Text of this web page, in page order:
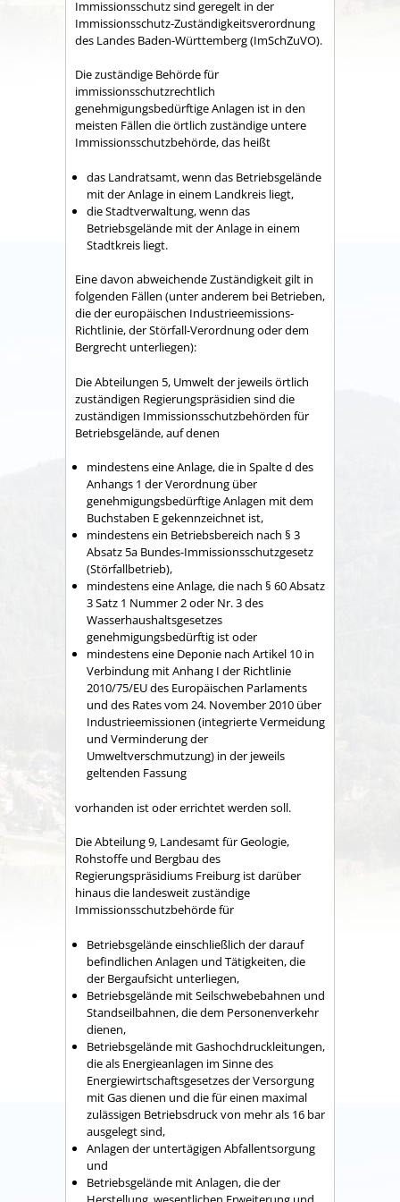
Immissionsschutz sind geregelt in der
Immissionsschutz-Zuständigkeitsverordnung
des Landes Baden-Württemberg (ImSchZuVO).
Die zuständige Behörde für
immissionsschutzrechtlich
genehmigungsbedürftige Anlagen ist in den
meisten Fällen die örtlich zuständige untere
Immissionsschutzbehörde, das heißt
das Landratsamt, wenn das Betriebsgelände
mit der Anlage in einem Landkreis liegt,
die Stadtverwaltung, wenn das
Betriebsgelände mit der Anlage in einem
Stadtkreis liegt.
Eine davon abweichende Zuständigkeit gilt in
folgenden Fällen (unter anderem bei Betrieben,
die der europäischen Industrieemissions-
Richtlinie, der Störfall-Verordnung oder dem
Bergrecht unterliegen):
Die Abteilungen 5, Umwelt der jeweils örtlich
zuständigen Regierungspräsidien sind die
zuständigen Immissionsschutzbehörden für
Betriebsgelände, auf denen
mindestens eine Anlage, die in Spalte d des
Anhangs 1 der Verordnung über
genehmigungsbedürftige Anlagen mit dem
Buchstaben E gekennzeichnet ist,
mindestens ein Betriebsbereich nach § 3
Absatz 5a Bundes-Immissionsschutzgesetz
(Störfallbetrieb),
mindestens eine Anlage, die nach § 60 Absatz
3 Satz 1 Nummer 2 oder Nr. 3 des
Wasserhaushaltsgesetzes
genehmigungsbedürftig ist oder
mindestens eine Deponie nach Artikel 10 in
Verbindung mit Anhang I der Richtlinie
2010/75/EU des Europäischen Parlaments
und des Rates vom 24. November 2010 über
Industrieemissionen (integrierte Vermeidung
und Verminderung der
Umweltverschmutzung) in der jeweils
geltenden Fassung
vorhanden ist oder errichtet werden soll.
Die Abteilung 9, Landesamt für Geologie,
Rohstoffe und Bergbau des
Regierungspräsidiums Freiburg ist darüber
hinaus die landesweit zuständige
Immissionsschutzbehörde für
Betriebsgelände einschließlich der darauf
befindlichen Anlagen und Tätigkeiten, die
der Bergaufsicht unterliegen,
Betriebsgelände mit Seilschwebebahnen und
Standseilbahnen, die dem Personenverkehr
dienen,
Betriebsgelände mit Gashochdruckleitungen,
die als Energieanlagen im Sinne des
Energiewirtschaftsgesetzes der Versorgung
mit Gas dienen und die für einen maximal
zulässigen Betriebsdruck von mehr als 16 bar
ausgelegt sind,
Anlagen der untertägigen Abfallentsorgung
und
Betriebsgelände mit Anlagen, die der